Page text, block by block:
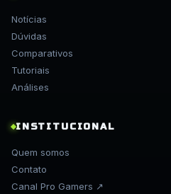
Notícias
Dúvidas
Comparativos
Tutoriais
Análises
INSTITUCIONAL
Quem somos
Contato
Canal Pro Gamers ↗